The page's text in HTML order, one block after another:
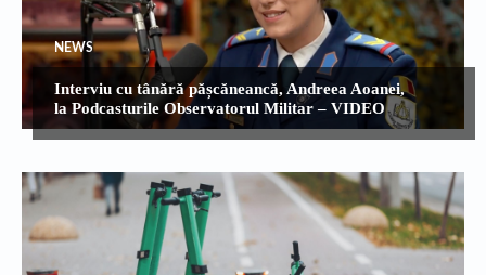
NEWS
Interviu cu tânără pășcăneancă, Andreea Aoanei,
la Podcasturile Observatorul Militar – VIDEO